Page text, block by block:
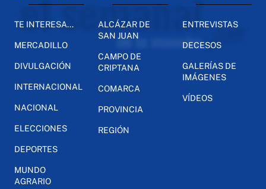
TE INTERESA...
MERCADILLO
DIVULGACIÓN
INTERNACIONAL
NACIONAL
ELECCIONES
DEPORTES
MUNDO
AGRARIO
ALCÁZAR DE
SAN JUAN
CAMPO DE
CRIPTANA
COMARCA
PROVINCIA
REGIÓN
ENTREVISTAS
DECESOS
GALERÍAS DE
IMÁGENES
VÍDEOS